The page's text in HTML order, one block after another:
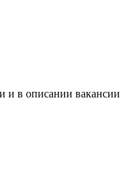
и в описании вакансии